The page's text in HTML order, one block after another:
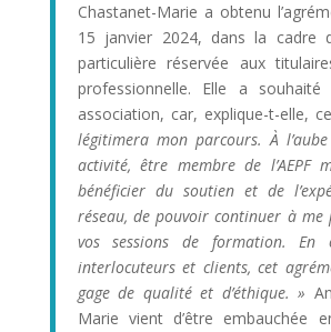
Chastanet-Marie a obtenu
15 janvier 2024, dans la cadre
particulière réservée aux
professionnelle. Elle a
association, car, explique-t-elle,
légitimera mon parcours. À
activité, être membre de l’AEPF
bénéficier du soutien et de
réseau, de pouvoir continuer à me
vos sessions de formation. En
interlocuteurs et clients, cet
gage de qualité et d’éthique. »
Marie vient d’être embauchée